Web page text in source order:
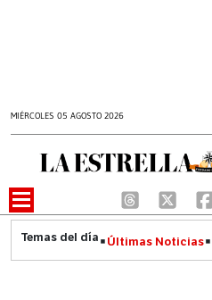
MIÉRCOLES 05 AGOSTO 2026
Últimas Noticias